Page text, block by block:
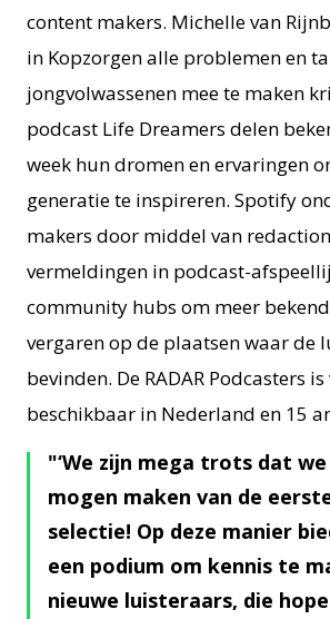
content makers. Michelle van
in Kopzorgen alle problemen en
jongvolwassenen mee te maken
podcast Life Dreamers delen
week hun dromen en ervaringen
generatie te inspireren. Spotify
makers door middel van
vermeldingen in podcast-
community hubs om meer
vergaren op de plaatsen waar de
bevinden. De RADAR Podcasters
beschikbaar in Nederland en 15
‘We zijn mega trots dat
mogen maken van de
selectie! Op deze manier
een podium om kennis te
nieuwe luisteraars, die